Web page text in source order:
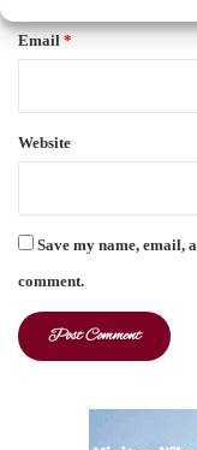
Email*
Website
Save my name, email,
comment.